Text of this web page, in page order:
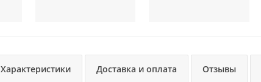
Характеристики Доставка и оплата Отзывы